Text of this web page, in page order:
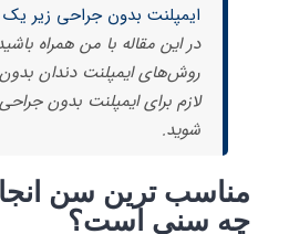
ایمپلنت بدون جراحی زیر
در این مقاله با من همراه
روش‌های ایمپلنت دندان
لازم برای ایمپلنت بدون
شوید.
مناسب ترین سن
چه سنی است؟